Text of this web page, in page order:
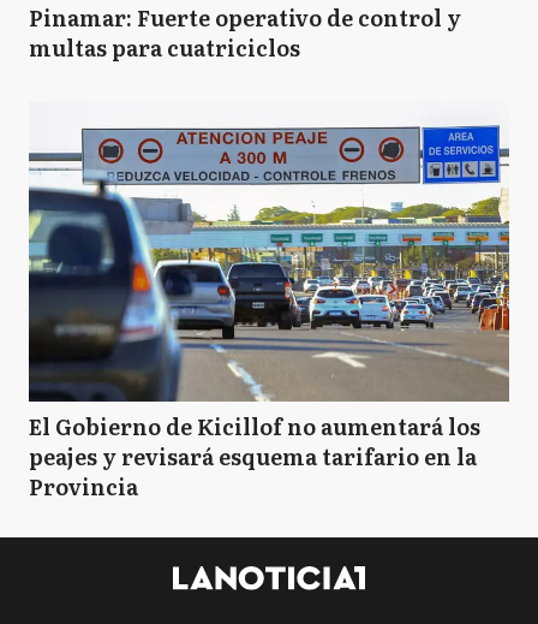
Pinamar: Fuerte operativo de control y
multas para cuatriciclos
El Gobierno de Kicillof no aumentará los
peajes y revisará esquema tarifario en la
Provincia